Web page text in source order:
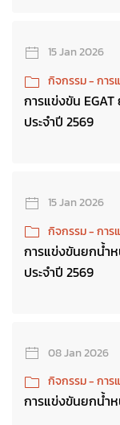
15 Jan 2026
กิจกรรม - การ
การแข่งขัน
ประจำปี 2569
15 Jan 2026
กิจกรรม - การ
การแข่งขันยกน้ำ
ประจำปี 2569
08 Jan 2026
กิจกรรม - การ
การแข่งขันยกน้ำห